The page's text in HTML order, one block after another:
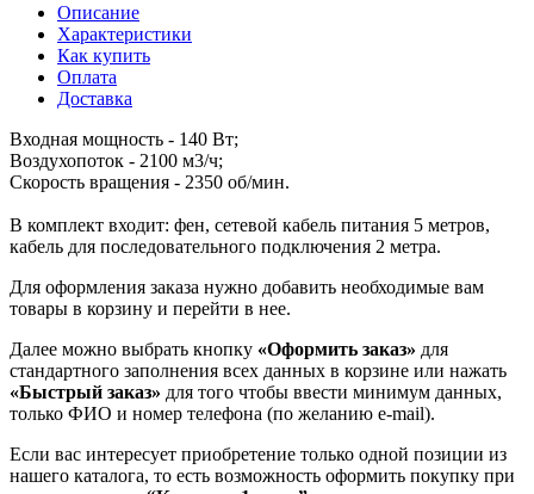
Описание
Характеристики
Как купить
Оплата
Доставка
Входная мощность - 140 Вт;
Воздухопоток - 2100 м3/ч;
Скорость вращения - 2350 об/мин.
В комплект входит: фен, сетевой кабель питания 5 метров,
кабель для последовательного подключения 2 метра.
Для оформления заказа нужно добавить необходимые вам
товары в корзину и перейти в нее.
Далее можно выбрать кнопку «Оформить заказ» для
стандартного заполнения всех данных в корзине или нажать
«Быстрый заказ» для того чтобы ввести минимум данных,
только ФИО и номер телефона (по желанию e-mail).
Если вас интересует приобретение только одной позиции из
нашего каталога, то есть возможность оформить покупку при